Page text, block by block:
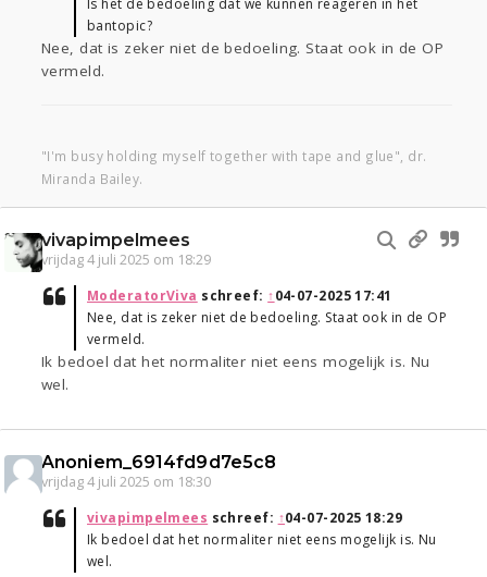
Is het de bedoeling dat we kunnen reageren in het
bantopic?
Nee, dat is zeker niet de bedoeling. Staat ook in de OP
vermeld.
"I'm busy holding myself together with tape and glue", dr.
Miranda Bailey.
vivapimpelmees
vrijdag 4 juli 2025 om 18:29
ModeratorViva schreef: ↑04-07-2025 17:41
Nee, dat is zeker niet de bedoeling. Staat ook in de OP
vermeld.
Ik bedoel dat het normaliter niet eens mogelijk is. Nu
wel.
Anoniem_6914fd9d7e5c8
vrijdag 4 juli 2025 om 18:30
vivapimpelmees schreef: ↑04-07-2025 18:29
Ik bedoel dat het normaliter niet eens mogelijk is. Nu
wel.